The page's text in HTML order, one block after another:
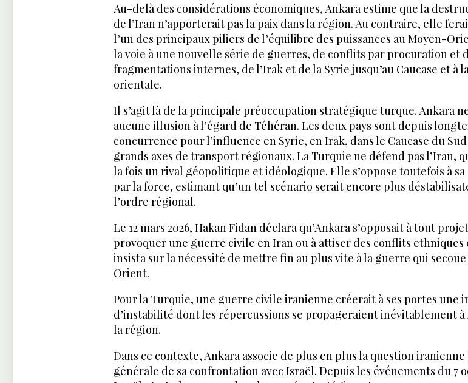
Au-delà des considérations économiques, Ankara estime que la
de l’Iran n’apporterait pas la paix dans la région. Au contraire, elle
l’un des principaux piliers de l’équilibre des puissances au Moyen-
la voie à une nouvelle série de guerres, de conflits par procuration et
fragmentations internes, de l’Irak et de la Syrie jusqu’au Caucase et à
orientale.
Il s’agit là de la principale préoccupation stratégique turque. Ankara
aucune illusion à l’égard de Téhéran. Les deux pays sont depuis
concurrence pour l’influence en Syrie, en Irak, dans le Caucase du
grands axes de transport régionaux. La Turquie ne défend pas l’Iran,
la fois un rival géopolitique et idéologique. Elle s’oppose toutefois à
par la force, estimant qu’un tel scénario serait encore plus
l’ordre régional.
Le 12 mars 2026, Hakan Fidan déclara qu’Ankara s’opposait à tout
provoquer une guerre civile en Iran ou à attiser des conflits
insista sur la nécessité de mettre fin au plus vite à la guerre qui
Orient.
Pour la Turquie, une guerre civile iranienne créerait à ses portes une
d’instabilité dont les répercussions se propageraient inévitablement à
la région.
Dans ce contexte, Ankara associe de plus en plus la question iranienne
générale de sa confrontation avec Israël. Depuis les événements du 7